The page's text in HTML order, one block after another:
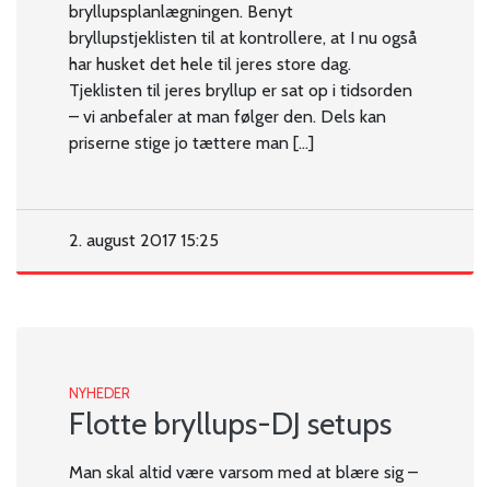
bryllupsplanlægningen. Benyt
bryllupstjeklisten til at kontrollere, at I nu også
har husket det hele til jeres store dag.
Tjeklisten til jeres bryllup er sat op i tidsorden
– vi anbefaler at man følger den. Dels kan
priserne stige jo tættere man […]
2. august 2017 15:25
NYHEDER
Flotte bryllups-DJ setups
Man skal altid være varsom med at blære sig –